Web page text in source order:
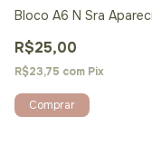
Bloco A6 N Sra
R$25,00
R$23,75 com Pix
Comprar